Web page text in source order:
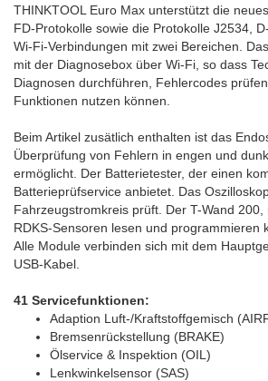
THINKTOOL Euro Max unterstützt die
FD-Protokolle sowie die Protokolle J2534,
Wi-Fi-Verbindungen mit zwei Bereichen.
mit der Diagnosebox über Wi-Fi, so dass
Diagnosen durchführen, Fehlercodes
Funktionen nutzen können.
Beim Artikel zusätlich enthalten ist das
Überprüfung von Fehlern in engen und
ermöglicht. Der Batterietester, der einen
Batterieprüfservice anbietet. Das
Fahrzeugstromkreis prüft. Der T-Wand 200,
RDKS-Sensoren lesen und programmieren
Alle Module verbinden sich mit dem
USB-Kabel.
41 Servicefunktionen:
Adaption Luft-/Kraftstoffgemisch
Bremsenrückstellung (BRAKE)
Ölservice & Inspektion (OIL)
Lenkwinkelsensor (SAS)